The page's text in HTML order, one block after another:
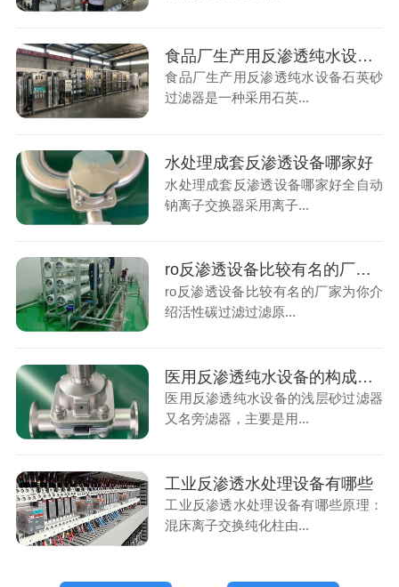
食品厂生产用反渗透纯水设备的好处
食品厂生产用反渗透纯水设备石英砂
过滤器是一种采用石英...
水处理成套反渗透设备哪家好
水处理成套反渗透设备哪家好全自动
钠离子交换器采用离子...
ro反渗透设备比较有名的厂家有几家​
ro反渗透设备比较有名的厂家为你介
绍活性碳过滤过滤原...
医用反渗透纯水设备的构成及作用
医用反渗透纯水设备的浅层砂过滤器
又名旁滤器，主要是用...
工业反渗透水处理设备有哪些
工业反渗透水处理设备有哪些原理：
混床离子交换纯化柱由...